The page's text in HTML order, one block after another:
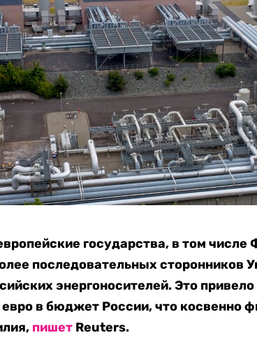
государства, в том числе
последовательных сторонников
энергоносителей. Это
в бюджет России, что косвенно
пишет Reuters.